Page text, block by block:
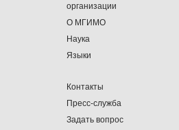
организации
О МГИМО
Наука
Языки
Контакты
Пресс-служба
Задать вопрос